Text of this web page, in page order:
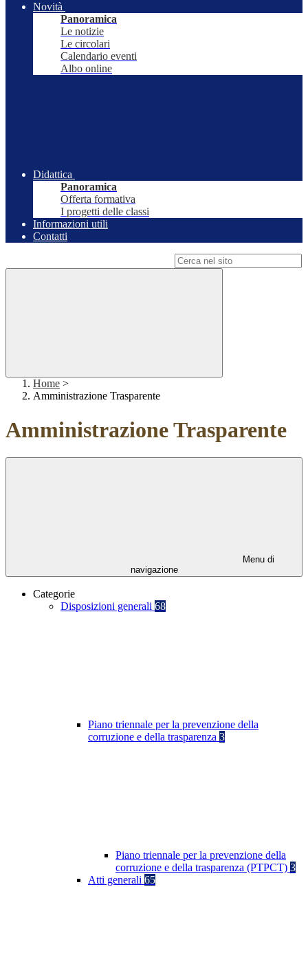
Novità
Panoramica
Le notizie
Le circolari
Calendario eventi
Albo online
Didattica
Panoramica
Offerta formativa
I progetti delle classi
Informazioni utili
Contatti
Home >
Amministrazione Trasparente
Amministrazione Trasparente
Menu di
navigazione
Categorie
Disposizioni generali 68
Piano triennale per la prevenzione della
corruzione e della trasparenza 3
Piano triennale per la prevenzione della
corruzione e della trasparenza (PTPCT) 3
Atti generali 65